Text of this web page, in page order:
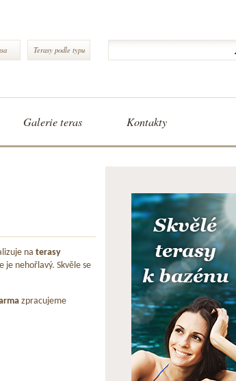
Terasy podle typu
Galerie teras Kontakty
na terasy
je nehořlavý. Skvěle se
zpracujeme